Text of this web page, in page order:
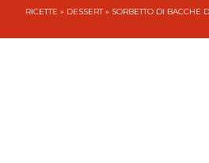
RICETTE » DESSERT» SORBETTO DI BACCHE